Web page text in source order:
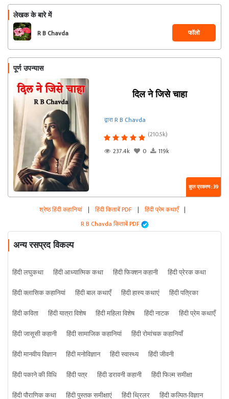
लेखक के बारे में
R B Chavda फॉलो
पूर्ण उपन्यास
दिल ने जिसे चाहा
द्वारा R B Chavda
(210.5k)
237.4k
0 119k
कुल प्रकरण : 39
श्रेष्ठ हिंदी कहानियां | हिंदी किताबें PDF | हिंदी प्रेम कथाएँ |
R B Chavda किताबें PDF
अन्य रसप्रद विकल्प
हिंदी लघुकथा हिंदी आध्यात्मिक कथा हिंदी फिक्शन कहानी
हिंदी प्रेरक कथा
हिंदी क्लासिक कहानियां
हिंदी बाल कथाएँ हिंदी हास्य कथाएं
हिंदी पत्रिका
हिंदी कविता
हिंदी यात्रा विशेष हिंदी महिला विशेष हिंदी नाटक
हिंदी प्रेम कथाएँ
हिंदी जासूसी कहानी
हिंदी सामाजिक कहानियां
हिंदी रोमांचक कहानियाँ
हिंदी मानवीय विज्ञान
हिंदी मनोविज्ञान हिंदी स्वास्थ्य
हिंदी जीवनी
हिंदी पकाने की विधि
हिंदी पत्र हिंदी डरावनी कहानी
हिंदी फिल्म समीक्षा
हिंदी पौराणिक कथा
हिंदी पुस्तक समीक्षाएं हिंदी थ्रिलर हिंदी कल्पित-विज्ञान